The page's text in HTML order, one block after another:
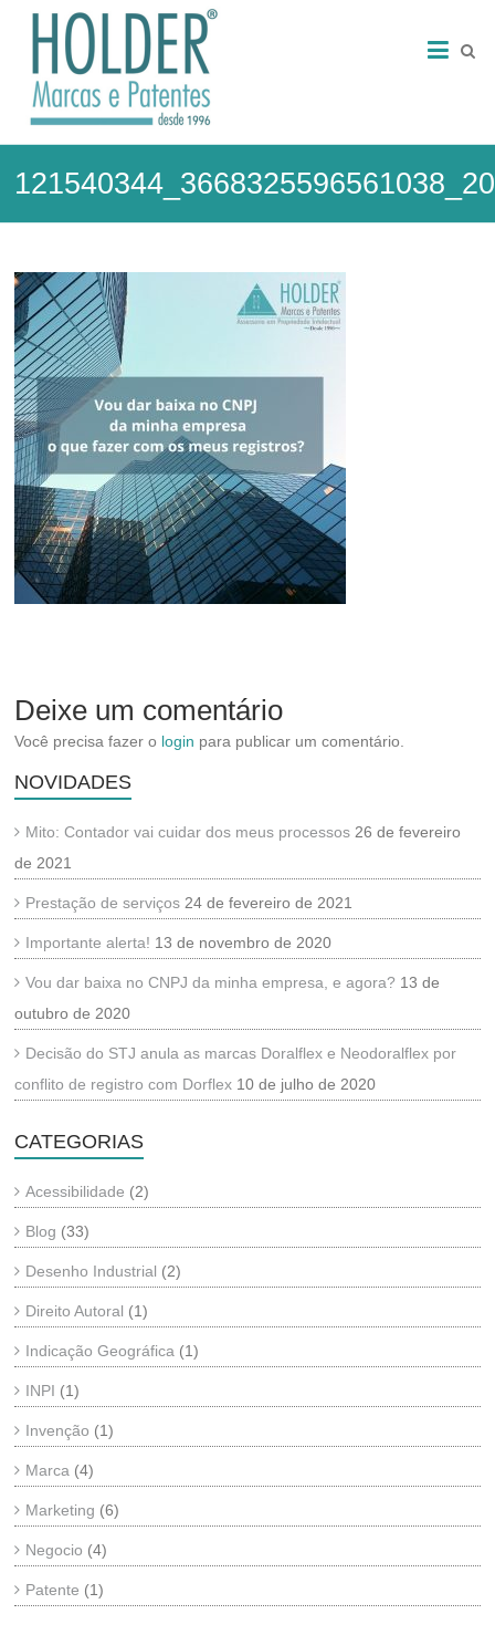
HOLDER
–
Marcas
e
Patentes
Marcas
Patentes
Deixe um comentário
Você precisa fazer o login para publicar um comentário.
NOVIDADES
Mito: Contador vai cuidar dos meus processos 26 de fevereiro
de 2021
Prestação de serviços 24 de fevereiro de 2021
Importante alerta! 13 de novembro de 2020
Vou dar baixa no CNPJ da minha empresa, e agora? 13 de
outubro de 2020
Decisão do STJ anula as marcas Doralflex e Neodoralflex por
conflito de registro com Dorflex 10 de julho de 2020
CATEGORIAS
Acessibilidade (2)
Blog (33)
Desenho Industrial (2)
Direito Autoral (1)
Indicação Geográfica (1)
INPI (1)
Invenção (1)
Marca (4)
Marketing (6)
Negocio (4)
Patente (1)